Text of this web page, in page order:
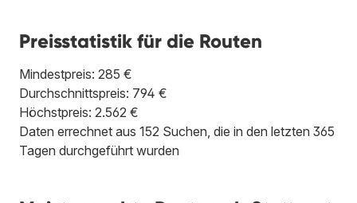
Preisstatistik für die Routen
Mindestpreis: 285 €
Durchschnittspreis: 794 €
Höchstpreis: 2.562 €
Daten errechnet aus 152 Suchen, die in den letzten 365
Tagen durchgeführt wurden